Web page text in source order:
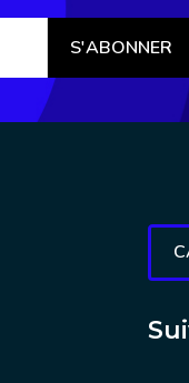
S'ABONNER